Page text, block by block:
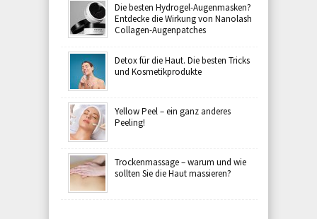
Die besten Hydrogel-Augenmasken?
Entdecke die Wirkung von Nanolash
Collagen-Augenpatches
Detox für die Haut. Die besten Tricks
und Kosmetikprodukte
Yellow Peel – ein ganz anderes
Peeling!
Trockenmassage – warum und wie
sollten Sie die Haut massieren?